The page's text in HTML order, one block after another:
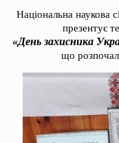
Національна наукова
презентує
«День захисника
що